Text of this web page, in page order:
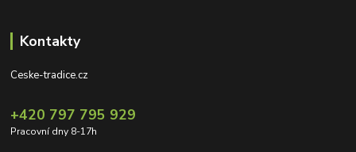
Kontakty
Ceske-tradice.cz
+420 797 795 929
Pracovní dny 8-17h